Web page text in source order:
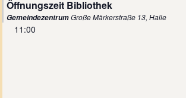
Öffnungszeit Bibliothek
GemeindezentrumGroße Märkerstraße 13, Halle
11:00